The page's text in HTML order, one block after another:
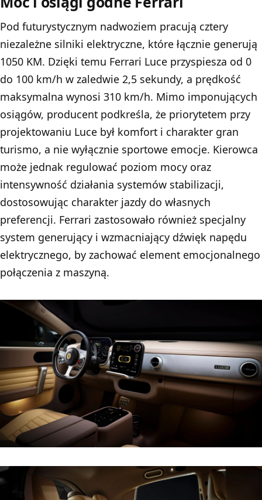
Pod futurystycznym nadwoziem pracują cztery
niezależne silniki elektryczne, które łącznie generują
1050 KM. Dzięki temu Ferrari Luce przyspiesza od 0
do 100 km/h w zaledwie 2,5 sekundy, a prędkość
maksymalna wynosi 310 km/h. Mimo imponujących
osiągów, producent podkreśla, że priorytetem przy
projektowaniu Luce był komfort i charakter gran
turismo, a nie wyłącznie sportowe emocje. Kierowca
może jednak regulować poziom mocy oraz
intensywność działania systemów stabilizacji,
dostosowując charakter jazdy do własnych
preferencji. Ferrari zastosowało również specjalny
system generujący i wzmacniający dźwięk napędu
elektrycznego, by zachować element emocjonalnego
połączenia z maszyną.